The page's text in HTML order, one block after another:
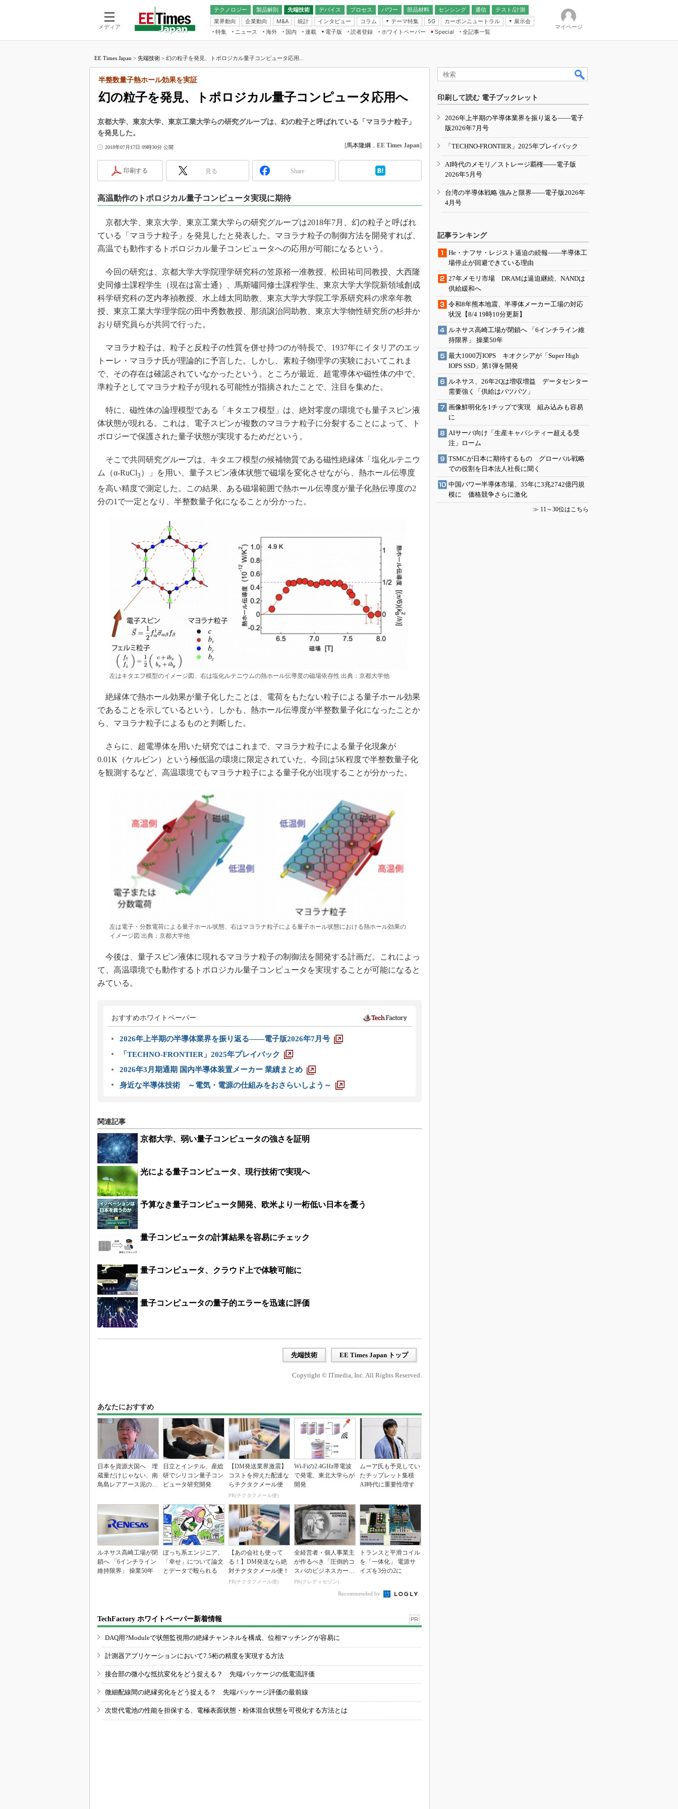
メディア
テクノロジー 製品解剖
先端技術
電池／エネルギー
デバイス
アナログ
マイコン
プロセス パワー 部品材料 センシング
通信
無線
テスト/計測
業界動向
企業動向 M&A 統計 インタビュー コラム
テーマ特集
フィジカルAI
読者調査（EE Times Research）
電源設計（EDN Japan）
エレクトロニクス入門（EDN
5G カーボンニュートラル
展示会
IoT・エッジコンピューティング
EXPO
TECHNO-FRONTIER
人とくるま展
特集 ニュース 海外 国内
連載
福田昭のデバイス通信
大山聡の業界スコープ
踊るバズワード ～Behind the
Buzzword
で起こること
“異端児エンジニア”が仕掛けた社内
改革、執念の180日
イノベーションは日本を救うのか
JASA発IoT通信
IHSアナリスト「未来展望」
「英語に愛されないエンジニア」の
電子版
電子ブックレット
読者登録 ホワイトペーパー
Special
全記事一覧
マイページ
EE Times Japan > 先端技術 > 幻の粒子を発見、トポロジカル量子コンピュータ応用...
幻の粒子を発見、トポロジカル量子コンピュータ応用へ
半整数量子熱ホール効果を実証
京都大学、東京大学、東京工業大学らの研究グループは、幻の粒子と呼ばれている「マヨラナ粒子」
を発見した。
2018年07月17日 09時30分 公開 [馬本隆綱 ， EE Times Japan]
印刷する 見る Share
高温動作のトポロジカル量子コンピュータ実現に期待
京都大学、東京大学、東京工業大学らの研究グループは2018年7月、幻の粒子と呼ばれ
ている「マヨラナ粒子」を発見したと発表した。マヨラナ粒子の制御方法を開発すれば、
高温でも動作するトポロジカル量子コンピュータへの応用が可能になるという。
今回の研究は、京都大学大学院理学研究科の笠原裕一准教授、松田祐司同教授、大西隆
史同修士課程学生（現在は富士通）、馬斯嘯同修士課程学生、東京大学大学院新領域創成
科学研究科の芝内孝禎教授、水上雄太同助教、東京大学大学院工学系研究科の求幸年教
授、東京工業大学理学院の田中秀数教授、那須譲治同助教、東京大学物性研究所の杉井か
おり研究員らが共同で行った。
マヨラナ粒子は、粒子と反粒子の性質を併せ持つのが特長で、1937年にイタリアのエッ
トーレ・マヨラナ氏が理論的に予言した。しかし、素粒子物理学の実験においてこれま
で、その存在は確認されていなかったという。ところが最近、超電導体や磁性体の中で、
準粒子としてマヨラナ粒子が現れる可能性が指摘されたことで、注目を集めた。
特に、磁性体の論理模型である「キタエフ模型」は、絶対零度の環境でも量子スピン液
体状態が現れる。これは、電子スピンが複数のマヨラナ粒子に分裂することによって、ト
ポロジーで保護された量子状態が実現するためだという。
そこで共同研究グループは、キタエフ模型の候補物質である磁性絶縁体「塩化ルテニウ
ム（α-RuCl3 ）」を用い、量子スピン液体状態で磁場を変化させながら、熱ホール伝導度
を高い精度で測定した。この結果、ある磁場範囲で熱ホール伝導度が量子化熱伝導度の2
分の1で一定となり、半整数量子化になることが分かった。
左はキタエフ模型のイメージ図、右は塩化ルテニウムの熱ホール伝導度の磁場依存性 出典：京都大学他
絶縁体で熱ホール効果が量子化したことは、電荷をもたない粒子による量子ホール効果
であることを示しているという。しかも、熱ホール伝導度が半整数量子化になったことか
ら、マヨラナ粒子によるものと判断した。
さらに、超電導体を用いた研究ではこれまで、マヨラナ粒子による量子化現象が
0.01K（ケルビン）という極低温の環境に限定されていた。今回は5K程度で半整数量子化
を観測するなど、高温環境でもマヨラナ粒子による量子化が出現することが分かった。
左は電子・分数電荷による量子ホール状態、右はマヨラナ粒子による量子ホール状態における熱ホール効果の
イメージ図 出典：京都大学他
今後は、量子スピン液体に現れるマヨラナ粒子の制御法を開発する計画だ。これによっ
て、高温環境でも動作するトポロジカル量子コンピュータを実現することが可能になると
みている。
おすすめホワイトペーパー
2026年上半期の半導体業界を振り返る――電子版2026年7月号
「TECHNO-FRONTIER」2025年プレイバック
2026年3月期通期 国内半導体装置メーカー 業績まとめ
身近な半導体技術 ～電気・電源の仕組みをおさらいしよう～
関連記事
京都大学、弱い量子コンピュータの強さを証明
光による量子コンピュータ、現行技術で実現へ
予算なき量子コンピュータ開発、欧米より一桁低い日本を憂う
量子コンピュータの計算結果を容易にチェック
量子コンピュータ、クラウド上で体験可能に
量子コンピュータの量子的エラーを迅速に評価
先端技術 EE Times Japan トップ
Copyright © ITmedia, Inc. All Rights Reserved.
あなたにおすすめ
日本を資源大国へ 埋
蔵量だけじゃない、南
鳥島レアアース泥の価
日立とインテル、産総
研でシリコン量子コン
ピュータ研究開発
【DM発送業界激震】
コストを抑えた配達な
らチクタクメール便
PR(チクタクメール便)
Wi-Fiの2.4GHz帯電波
で発電、東北大学らが
開発
ムーア氏も予見してい
たチップレット集積
AI時代に重要性増す
ルネサス高崎工場が閉
鎖へ 「6インチライン
維持限界」 操業50年
ぼっち系エンジニア、
「幸せ」について論文
とデータで殴られる
【あの会社も使って
る！】DM発送なら絶
対チクタクメール便！
PR(チクタクメール便)
全経営者・個人事業主
が作るべき「圧倒的コ
スパのビジネスカー
ド」
PR(クレディセゾン)
トランスと平滑コイル
を「一体化」 電源サ
イズを3分の2に
Recommended by
TechFactory ホワイトペーパー新着情報 PR
DAQ用?Moduleで状態監視用の絶縁チャンネルを構成、位相マッチングが容易に
計測器アプリケーションにおいて7.5桁の精度を実現する方法
接合部の微小な抵抗変化をどう捉える？ 先端パッケージの低電流評価
微細配線間の絶縁劣化をどう捉える？ 先端パッケージ評価の最前線
次世代電池の性能を担保する、電極表面状態・粉体混合状態を可視化する方法とは
印刷して読む 電子ブックレット
2026年上半期の半導体業界を振り返る――電子
版2026年7月号
「TECHNO-FRONTIER」2025年プレイバック
AI時代のメモリ／ストレージ覇権――電子版
2026年5月号
台湾の半導体戦略 強みと限界――電子版2026年
4月号
記事ランキング
He・ナフサ・レジスト逼迫の続報――半導体工
場停止が回避できている理由
27年メモリ市場 DRAMは逼迫継続、NANDは
供給緩和へ
令和8年熊本地震、半導体メーカー工場の対応
状況【8/4 19時10分更新】
ルネサス高崎工場が閉鎖へ 「6インチライン維
持限界」 操業50年
最大1000万IOPS キオクシアが「Super High
IOPS SSD」第1弾を開発
ルネサス、26年2Qは増収増益 データセンター
需要強く「供給はパツパツ」
画像鮮明化を1チップで実現 組み込みも容易
に
AIサーバ向け「生産キャパシティー超える受
注」ローム
TSMCが日本に期待するもの グローバル戦略
での役割を日本法人社長に聞く
中国パワー半導体市場、35年に3兆2742億円規
模に 価格競争さらに激化
≫ 11～30位はこちら